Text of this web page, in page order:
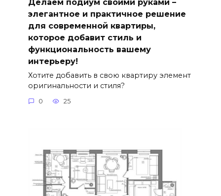
элегантное и практичное решение
для современной квартиры,
которое добавит стиль и
функциональность вашему
интерьеру!
Хотите добавить в свою квартиру элемент
оригинальности и стиля?
0 25